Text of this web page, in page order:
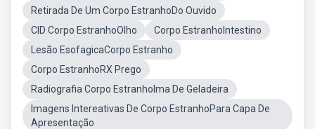
Retirada De Um Corpo EstranhoDo Ouvido
CID Corpo EstranhoOlho
Corpo EstranhoIntestino
Lesão EsofagicaCorpo Estranho
Corpo EstranhoRX Prego
Radiografia Corpo EstranhoIma De Geladeira
Imagens Intereativas De Corpo EstranhoPara Capa De
Apresentação